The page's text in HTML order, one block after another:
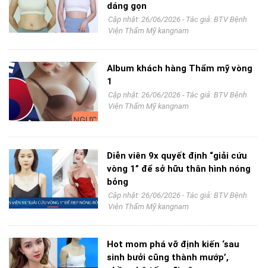
dáng gọn
Cập nhật: 26/06/2026 - Tác giả: BTV Bệnh
Viện Thẩm Mỹ kangnam
Album khách hàng Thẩm mỹ vòng
1
Cập nhật: 26/06/2026 - Tác giả: BTV Bệnh
Viện Thẩm Mỹ kangnam
Diễn viên 9x quyết định “giải cứu
vòng 1” để sở hữu thân hình nóng
bỏng
Cập nhật: 26/06/2026 - Tác giả: BTV Bệnh
Viện Thẩm Mỹ kangnam
Hot mom phá vỡ định kiến ‘sau
sinh bưởi cũng thành mướp’,